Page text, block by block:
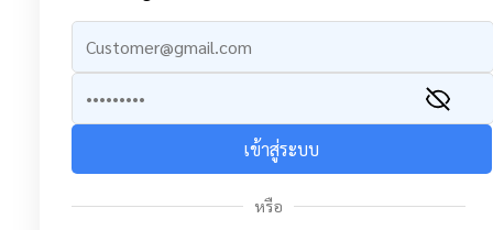
เข้าสู่ระบบ
หรือ